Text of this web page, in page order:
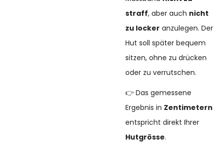
straff, aber auch nicht
zu locker anzulegen. Der
Hut soll später bequem
sitzen, ohne zu drücken
oder zu verrutschen.
👉 Das gemessene
Ergebnis in Zentimetern
entspricht direkt Ihrer
Hutgrösse.